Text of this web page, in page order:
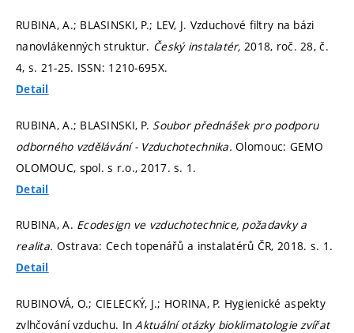
RUBINA, A.; BLASINSKI, P.; LEV, J. Vzduchové filtry na bázi
nanovlákenných struktur. Český instalatér,2018, roč. 28, č.
4, s. 21-25. ISSN: 1210-695X.
Detail
RUBINA, A.; BLASINSKI, P. Soubor přednášek pro podporu
odborného vzdělávání - Vzduchotechnika.Olomouc: GEMO
OLOMOUC, spol. s r.o., 2017.s. 1.
Detail
RUBINA, A. Ecodesign ve vzduchotechnice, požadavky a
realita. Ostrava: Cech topenářů a instalatérů ČR, 2018. s. 1.
Detail
RUBINOVÁ, O.; CIELECKÝ, J.; HORINA, P. Hygienické aspekty
zvlhčování vzduchu. InAktuální otázky bioklimatologie zvířat